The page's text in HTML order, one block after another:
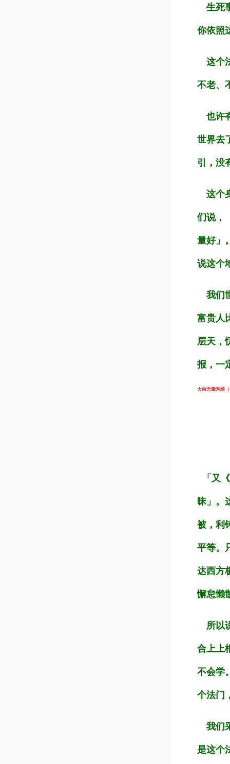
生死
你依照
这个
不老、
也许
世界去
引，没
这个
们说，
量好」
说这个
我们
富贵人
层天，
报，一
大乘无量寿经
「又
昧」。
被，利
平等。
达西方
懈怠懒
所以
合上上
不会学
个法门
我们
是这个